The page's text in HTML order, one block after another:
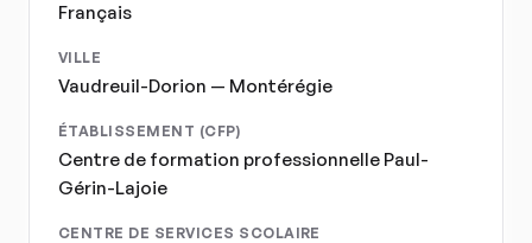
Français
VILLE
Vaudreuil-Dorion — Montérégie
ÉTABLISSEMENT (CFP)
Centre de formation professionnelle Paul-
Gérin-Lajoie
CENTRE DE SERVICES SCOLAIRE